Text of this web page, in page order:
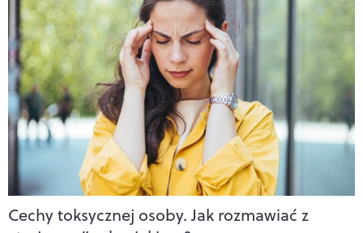
Cechy toksycznej osoby. Jak rozmawiać z